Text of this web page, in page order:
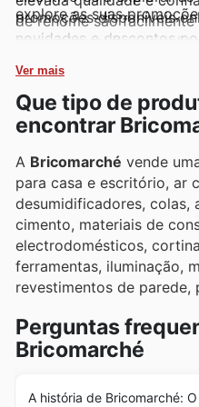
de renome são
semanais, catálogos
frequentemente
promoções disponíveis
novidades e descontos
explore as suas
Ver mais
Que tipo de
encontrar
A Bricomarché vende
para casa e escritório, ar
desumidificadores, colas,
cimento, materiais de
electrodomésticos,
ferramentas, iluminação,
revestimentos de parede,
Perguntas
Bricomarché
A história de Bricomarché: